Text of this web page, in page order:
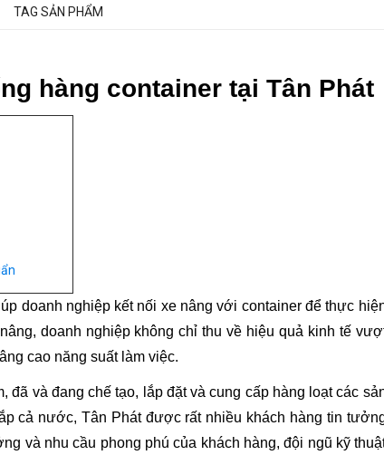
TAG SẢN PHẨM
hàng container tại Tân Phát
doanh nghiệp kết nối xe nâng với container để thực
doanh nghiệp không chỉ thu về hiệu quả kinh tế
cao năng suất làm việc.
đã và đang chế tạo, lắp đặt và cung cấp hàng loạt các
cả nước, Tân Phát được rất nhiều khách hàng tin
và nhu cầu phong phú của khách hàng, đội ngũ kỹ